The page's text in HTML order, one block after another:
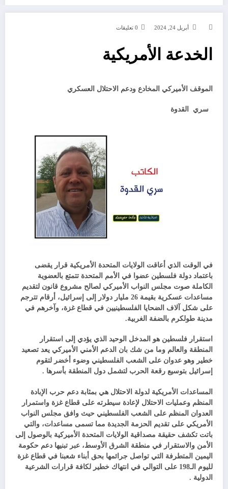
أبريل 24, 2024 0 تعليقات
الخدعة الأمريكية
الموقف الأميركي المخادع ودعم الاحتلال العسكري
سري القدوة
في الوقت الذي أعاقت الولايات المتحدة الأمريكية قرار يقضى
باعتماد دولة فلسطين عضوا في الأمم المتحدة تتمتع بالعضوية
الكاملة صوت مجلس النواب الأميركي لصالح مشروع قانون لتقديم
مساعدات عسكرية بقيمة 26 مليار دولار إلى إسرائيل، أرقام تترجم
على شكل آلاف الضحايا الفلسطينيين في قطاع غزة، وآخرهم في
مدينة طولكرم بالضفة الغربية.
استقرار فلسطين هو المدخل الوحيد الذي يؤدي إلى استقرار
المنطقة والعالم وما من شك بان الدعم الأمني الأميركي يعد تصعيد
خطير وهو عدوان على الشعب الفلسطيني وضوء أخضر لتقوم
إسرائيل بتوسيع رقعة الحرب لتشمل دول المنطقة بأسرها .
المساعدات الأمريكية لدولة الاحتلال هي بمثابة دعم حرب الإبادة
المنظم وعمليات الاحتلال لإعادة سيطرته على قطاع غزة واستمرار
العدوان المنظم على الشعب الفلسطيني حيث وافق مجلس النواب
الأمريكي على تقديم الحزمة الجديدة مما تسمى مساعدات، والتي
باتت تكشف حقيقة مصداقية الولايات المتحدة الأميركية بالوصول إلى
الأمن والاستقرار في منطقة الشرق الأوسط، عبر تبنيها دعم حكومة
اليمين المتطرفة التي تواصل جرائمها بحق أبناء شعبنا في قطاع غزة
لليوم الـ198 على التوالي في انتهاك خطير لكافة قرارات الشرعية
الدولية .